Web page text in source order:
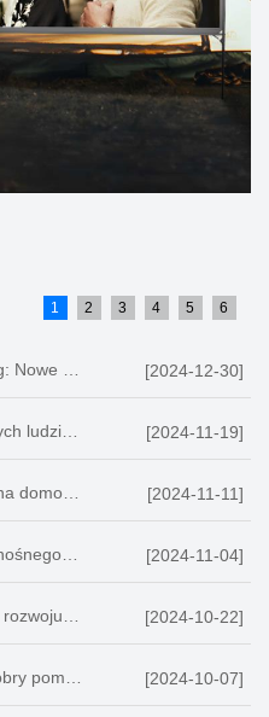
1 2 3 4 5 6
[2024-12-30]
[2024-11-19]
[2024-11-11]
[2024-11-04]
[2024-10-22]
[2024-10-07]